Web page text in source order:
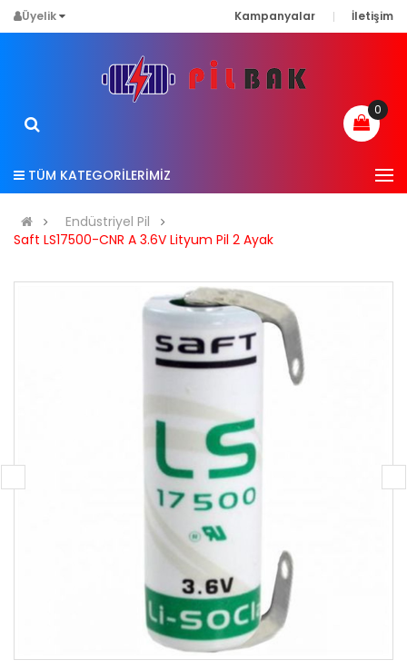
Üyelik Kampanyalar İletişim
0
TÜM KATEGORİLERİMİZ
Endüstriyel Pil
Saft LS17500-CNR A 3.6V Lityum Pil 2 Ayak